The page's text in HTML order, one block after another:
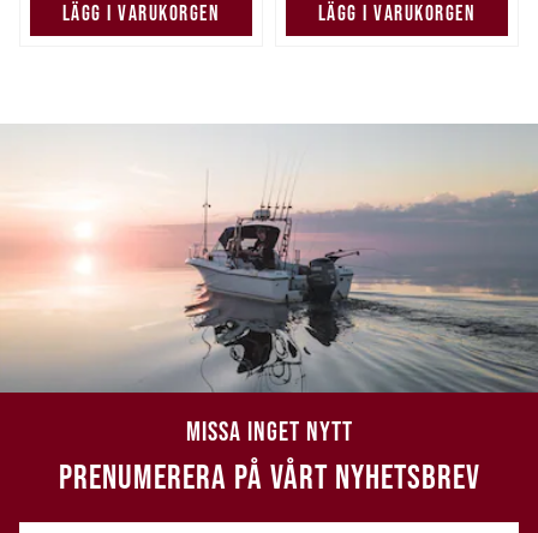
LÄGG I VARUKORGEN LÄGG I VARUKORGEN
MISSA INGET NYTT
PRENUMERERA PÅ VÅRT NYHETSBREV